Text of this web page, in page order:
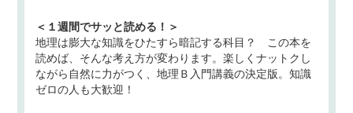
＜１週間でサッと読める！＞
地理は膨大な知識をひたすら暗記する科目？ この本を
読めば、そんな考え方が変わります。楽しくナットクし
ながら自然に力がつく、地理Ｂ入門講義の決定版。知識
ゼロの人も大歓迎！